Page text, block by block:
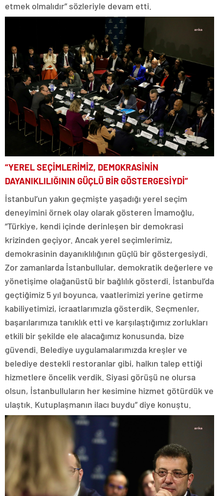
etmek olmalıdır” sözleriyle devam etti.
“YEREL SEÇİMLERİMİZ, DEMOKRASİNİN
DAYANIKLILIĞININ GÜÇLÜ BİR GÖSTERGESİYDİ”
İstanbul’un yakın geçmişte yaşadığı yerel seçim
deneyimini örnek olay olarak gösteren İmamoğlu,
“Türkiye, kendi içinde derinleşen bir demokrasi
krizinden geçiyor. Ancak yerel seçimlerimiz,
demokrasinin dayanıklılığının güçlü bir göstergesiydi.
Zor zamanlarda İstanbullular, demokratik değerlere ve
yönetişime olağanüstü bir bağlılık gösterdi. İstanbul’da
geçtiğimiz 5 yıl boyunca, vaatlerimizi yerine getirme
kabiliyetimizi, icraatlarımızla gösterdik. Seçmenler,
başarılarımıza tanıklık etti ve karşılaştığımız zorlukları
etkili bir şekilde ele alacağımız konusunda, bize
güvendi. Belediye uygulamalarımızda kreşler ve
belediye destekli restoranlar gibi, halkın talep ettiği
hizmetlere öncelik verdik. Siyasi görüşü ne olursa
olsun, İstanbulluların her kesimine hizmet götürdük ve
ulaştık. Kutuplaşmanın ilacı buydu” diye konuştu.